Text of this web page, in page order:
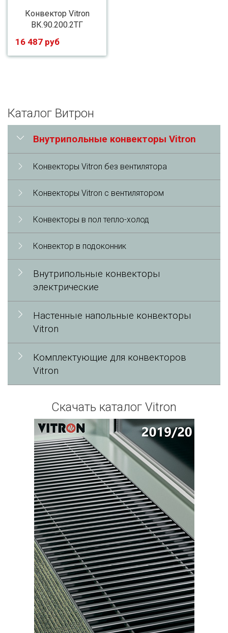
Конвектор Vitron
ВК.90.200.2ТГ
16 487 руб
Каталог Витрон
Внутрипольные конвекторы Vitron
Конвекторы Vitron без вентилятора
Конвекторы Vitron с вентилятором
Конвекторы в пол тепло-холод
Конвектор в подоконник
Внутрипольные конвекторы
электрические
Настенные напольные конвекторы
Vitron
Комплектующие для конвекторов
Vitron
Скачать каталог Vitron